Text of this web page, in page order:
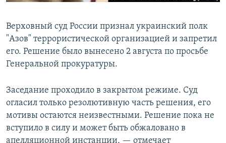
Все сайты Радио Азатутюн
Верховный суд России признал украинский полк
"Азов" террористической организацией и запретил
его. Решение было вынесено 2 августа по просьбе
Генеральной прокуратуры.
Заседание проходило в закрытом режиме. Суд
огласил только резолютивную часть решения, его
мотивы остаются неизвестными. Решение пока не
вступило в силу и может быть обжаловано в
апелляционной инстанции, — отмечает